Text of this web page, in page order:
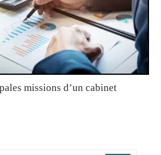
missions d’un cabinet